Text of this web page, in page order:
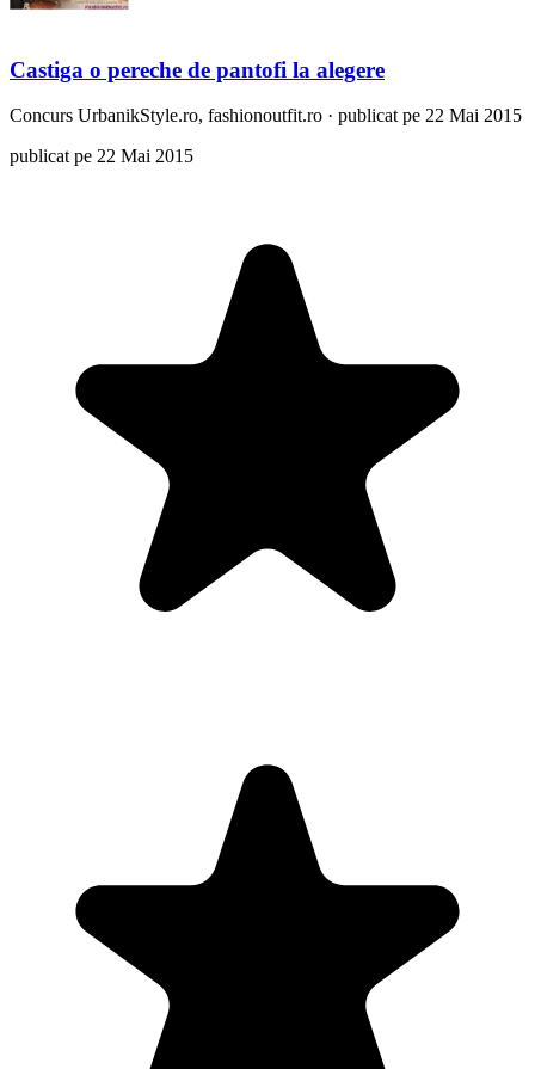
Castiga o pereche de pantofi la alegere
Concurs UrbanikStyle.ro, fashionoutfit.ro · publicat pe 22 Mai 2015
publicat pe 22 Mai 2015